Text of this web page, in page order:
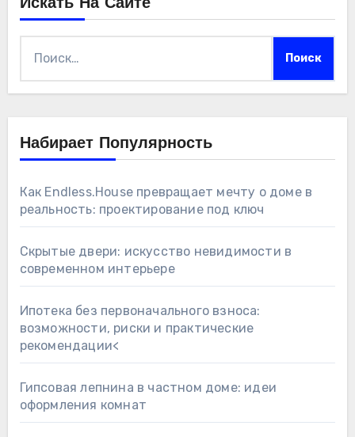
Искать На Сайте
Набирает Популярность
Как Endless.House превращает мечту о доме в
реальность: проектирование под ключ
Скрытые двери: искусство невидимости в
современном интерьере
Ипотека без первоначального взноса:
возможности, риски и практические
рекомендации<
Гипсовая лепнина в частном доме: идеи
оформления комнат